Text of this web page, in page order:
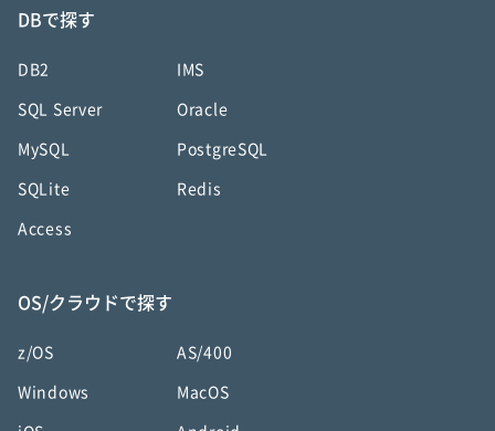
DBで探す
DB2 IMS
SQL Server Oracle
MySQL PostgreSQL
SQLite Redis
Access
OS/クラウドで探す
z/OS AS/400
Windows MacOS